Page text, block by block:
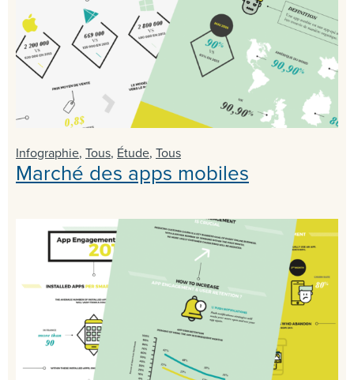
Infographie, Tous, Étude, Tous
Marché des apps mobiles